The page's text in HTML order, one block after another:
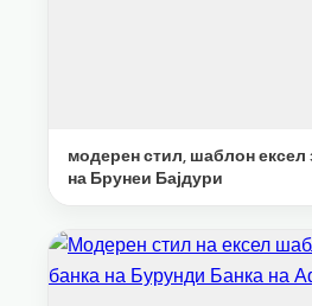
модерен стил, шаблон ексел
на Брунеи Бајдури